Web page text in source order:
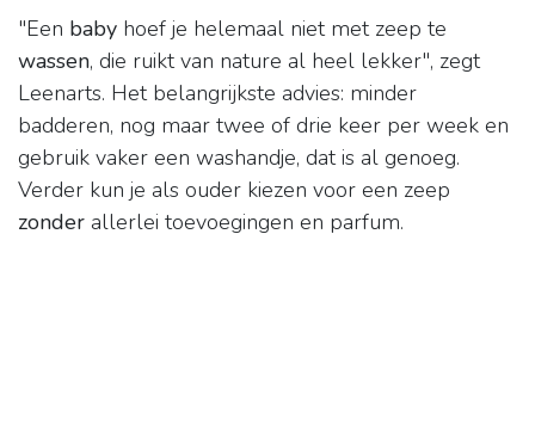
"Een baby hoef je helemaal niet met zeep te
wassen, die ruikt van nature al heel lekker", zegt
Leenarts. Het belangrijkste advies: minder
badderen, nog maar twee of drie keer per week en
gebruik vaker een washandje, dat is al genoeg.
Verder kun je als ouder kiezen voor een zeep
zonder allerlei toevoegingen en parfum.